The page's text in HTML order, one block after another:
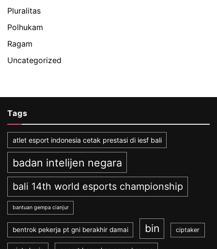
Pluralitas
Polhukam
Ragam
Uncategorized
Tags
atlet esport indonesia cetak prestasi di iesf bali
badan intelijen negara
bali 14th world esports championship
bantuan gempa cianjur
bentrok pekerja pt gni berakhir damai bin ciptaker